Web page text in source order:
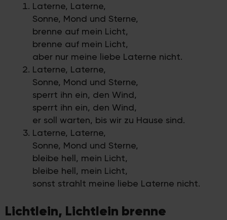
Laterne, Laterne,
Sonne, Mond und Sterne,
brenne auf mein Licht,
brenne auf mein Licht,
aber nur meine liebe Laterne nicht.
Laterne, Laterne,
Sonne, Mond und Sterne,
sperrt ihn ein, den Wind,
sperrt ihn ein, den Wind,
er soll warten, bis wir zu Hause sind.
Laterne, Laterne,
Sonne, Mond und Sterne,
bleibe hell, mein Licht,
bleibe hell, mein Licht,
sonst strahlt meine liebe Laterne nicht.
Lichtlein, Lichtlein brenne